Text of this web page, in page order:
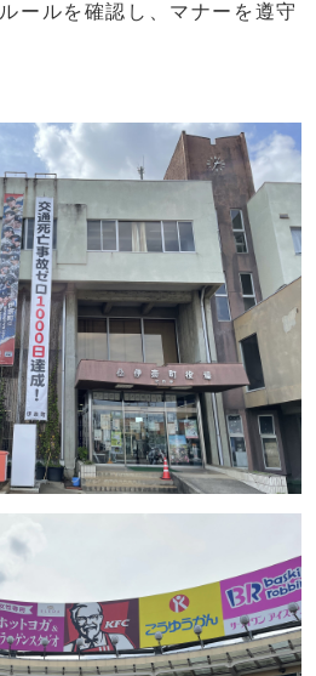
ールを確認し、マナーを遵守